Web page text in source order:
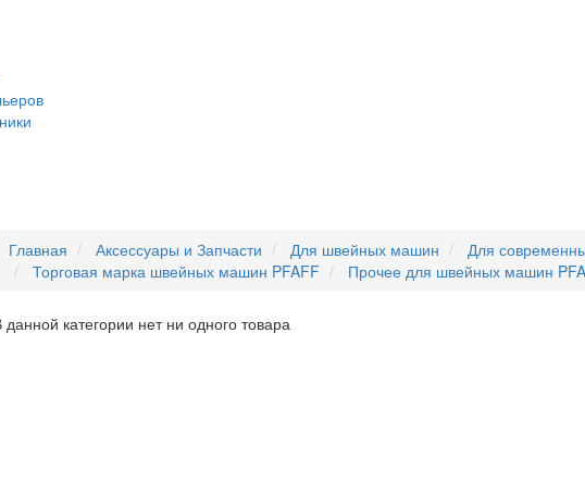
Главная Аксессуары и Запчасти Для швейных машин
Для
Торговая марка швейных машин PFAFF
Прочее для швейных машин
данной категории нет ни одного товара